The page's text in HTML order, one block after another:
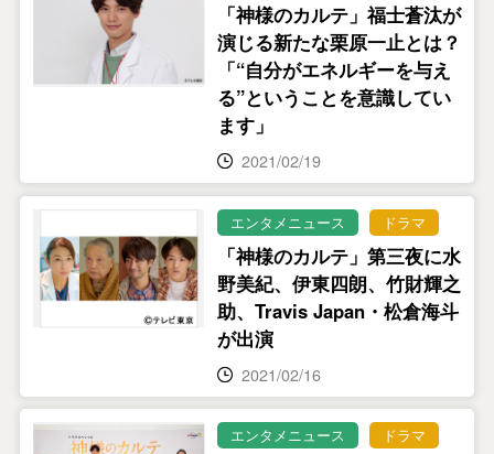
「神様のカルテ」福士蒼汰が
演じる新たな栗原一止とは？
「“自分がエネルギーを与え
る”ということを意識してい
ます」
2021/02/19
エンタメニュース ドラマ
「神様のカルテ」第三夜に水
野美紀、伊東四朗、竹財輝之
助、Travis Japan・松倉海斗
が出演
2021/02/16
エンタメニュース ドラマ